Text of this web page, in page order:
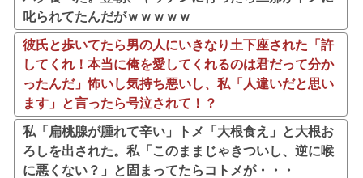
叱られてたんだがｗｗｗｗｗ
彼氏と歩いてたら男の人にいきなり土下座された「許
してくれ！本当に俺を愛してくれるのは君だって分か
ったんだ」怖いし気持ち悪いし、私「人違いだと思い
ます」と言ったら号泣されて！？
私「扁桃腺が腫れて辛い」トメ「大根食え」と大根お
ろしを出された。私「このままじゃきついし、逆に喉
に悪くない？」と固まってたらコトメが・・・